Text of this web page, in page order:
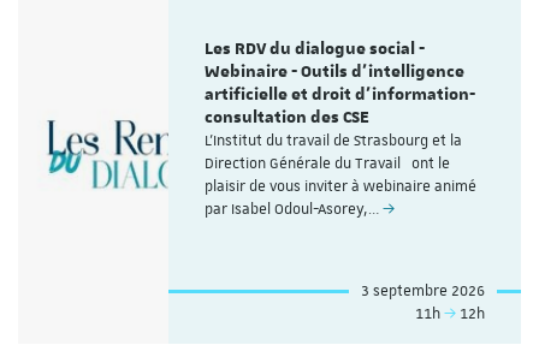
Les RDV du dialogue social -
Webinaire - Outils d’intelligence
artificielle et droit d’information-
consultation des CSE
L'Institut du travail de Strasbourg et la
Direction Générale du Travail ont le
plaisir de vous inviter à webinaire animé
par Isabel Odoul-Asorey,…
3 septembre 2026
11h
12h